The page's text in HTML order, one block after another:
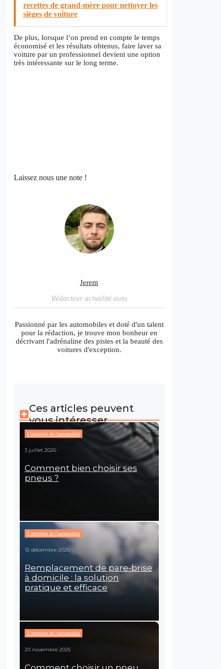
recettes de grand-mère pour nettoyer les
sièges de voiture
De plus, lorsque l’on prend en compte le temps
économisé et les résultats obtenus, faire laver sa
voiture par un professionnel devient une option
très intéressante sur le long terme.
Laissez nous une note !
Jerem
Rédacteur actualité auto
Passionné par les automobiles et doté d'un talent
pour la rédaction, je trouve mon bonheur en
décrivant l'adrénaline des pistes et la beauté des
voitures d'exception.
Ces articles peuvent
vous intéresser
L'entretien de l'automobile
3 juillet 2026
Comment bien choisir ses
pneus ?
L'entretien de l'automobile
12 décembre 2025
Remplacement de pare-brise
à domicile : la solution
pratique et efficace
L'entretien de l'automobile
20 novembre 2025